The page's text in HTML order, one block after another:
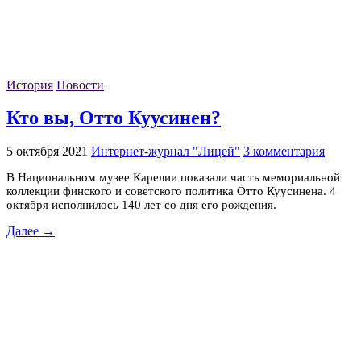
История Новости
Кто вы, Отто Куусинен?
5 октября 2021 Интернет-журнал "Лицей" 3 комментария
В Национальном музее Карелии показали часть мемориальной
коллекции финского и советского политика Отто Куусинена. 4
октября исполнилось 140 лет со дня его рождения.
Далее →